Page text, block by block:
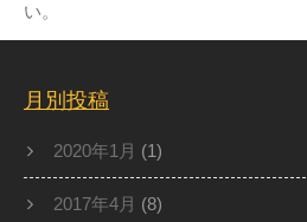
い。
月別投稿
2020年1月 (1)
2017年4月 (8)